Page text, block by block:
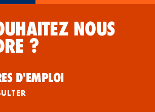
NOUS
?
D'EMPLOI